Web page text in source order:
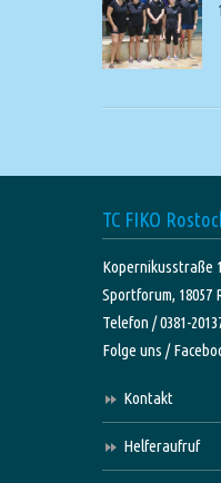
TC FIKO
Kopernikusstraße
Sportforum, 18057
Telefon / 0381-
Folge uns /
Kontakt
Helferaufruf